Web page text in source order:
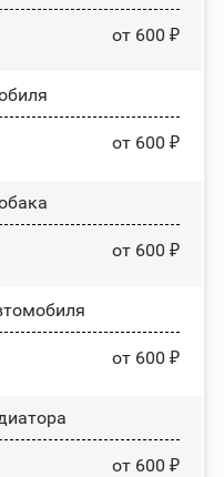
от 600 ₽
от 600 ₽
от 600 ₽
от 600 ₽
от 600 ₽